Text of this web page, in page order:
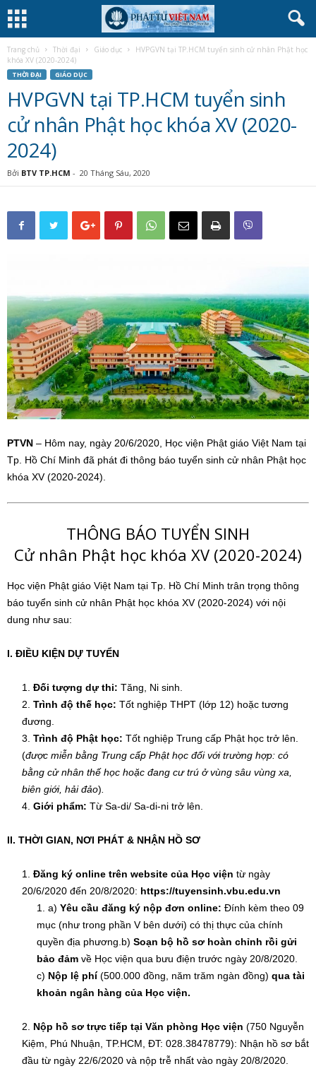
Trang chủ Thời đại Giáo dục
HVPGVN tại TP.HCM tuyển sinh cử nhân Phật học
khóa XV (2020-2024)
THỜI ĐẠI GIÁO DỤC
HVPGVN tại TP.HCM tuyển sinh
cử nhân Phật học khóa XV (2020-
2024)
Bởi BTV TP.HCM - 20 Tháng Sáu, 2020
PTVN – Hôm nay, ngày 20/6/2020, Học viện Phật giáo Việt Nam tại
Tp. Hồ Chí Minh đã phát đi thông báo tuyển sinh cử nhân Phật học
khóa XV (2020-2024).
THÔNG BÁO TUYỂN SINH
Cử nhân Phật học khóa XV (2020-2024)
Học viện Phật giáo Việt Nam tại Tp. Hồ Chí Minh trân trọng thông
báo tuyển sinh cử nhân Phật học khóa XV (2020-2024) với nội
dung như sau:
I. ĐIỀU KIỆN DỰ TUYỂN
Đối tượng dự thi: Tăng, Ni sinh.
Trình độ thế học: Tốt nghiệp THPT (lớp 12) hoặc tương
đương.
Trình độ Phật học: Tốt nghiệp Trung cấp Phật học trở lên.
(được miễn bằng Trung cấp Phật học đối với trường hợp: có
bằng cử nhân thế học hoặc đang cư trú ở vùng sâu vùng xa,
biên giới, hải đảo)
Giới phẩm: Từ Sa-di/ Sa-di-ni trở lên.
II. THỜI GIAN, NƠI PHÁT & NHẬN HỒ SƠ
Đăng ký online trên website của Học viện từ ngày
20/6/2020 đến 20/8/2020: https://tuyensinh.vbu.edu.vn
a) Yêu cầu đăng ký nộp đơn online: Đính kèm theo 09
mục (như trong phần V bên dưới) có thị thực của chính
quyền địa phương.b) Soạn bộ hồ sơ hoàn chỉnh rồi gửi
bảo đảm về Học viện qua bưu điện trước ngày 20/8/2020.
c) Nộp lệ phí(500.000 đồng, năm trăm ngàn đồng) qua tài
khoản ngân hàng của Học viện.
Nộp hồ sơ trực tiếp tại Văn phòng Học viện (750 Nguyễn
Kiệm, Phú Nhuận, TP.HCM, ĐT: 028.38478779): Nhận hồ sơ bắt
đầu từ ngày 22/6/2020 và nộp trễ nhất vào ngày 20/8/2020.